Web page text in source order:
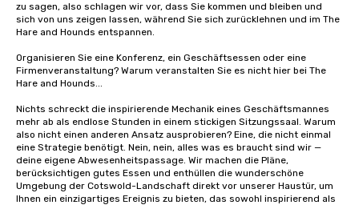
zu sagen, also schlagen wir vor, dass Sie kommen und bleiben und
sich von uns zeigen lassen, während Sie sich zurücklehnen und im The
Hare and Hounds entspannen.
Organisieren Sie eine Konferenz, ein Geschäftsessen oder eine
Firmenveranstaltung? Warum veranstalten Sie es nicht hier bei The
Hare and Hounds...
Nichts schreckt die inspirierende Mechanik eines Geschäftsmannes
mehr ab als endlose Stunden in einem stickigen Sitzungssaal. Warum
also nicht einen anderen Ansatz ausprobieren? Eine, die nicht einmal
eine Strategie benötigt. Nein, nein, alles was es braucht sind wir —
deine eigene Abwesenheitspassage. Wir machen die Pläne,
berücksichtigen gutes Essen und enthüllen die wunderschöne
Umgebung der Cotswold-Landschaft direkt vor unserer Haustür, um
Ihnen ein einzigartiges Ereignis zu bieten, das sowohl inspirierend als